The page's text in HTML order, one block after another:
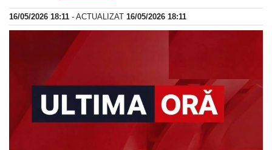
16/05/2026 18:11 - ACTUALIZAT 16/05/2026 18:11